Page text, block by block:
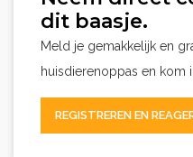
dit baasje.
Meld je gemakkelijk en
huisdierenoppas en kom
REGISTREREN EN